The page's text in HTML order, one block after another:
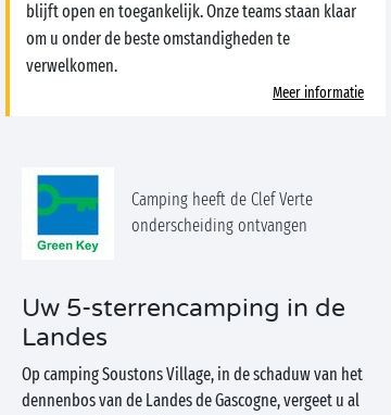
blijft open en toegankelijk. Onze teams staan klaar
om u onder de beste omstandigheden te
verwelkomen.
Meer informatie
Camping heeft de Clef Verte
onderscheiding ontvangen
Uw 5-sterrencamping in de
Landes
Op camping Soustons Village, in de schaduw van het
dennenbos van de Landes de Gascogne, vergeet u al